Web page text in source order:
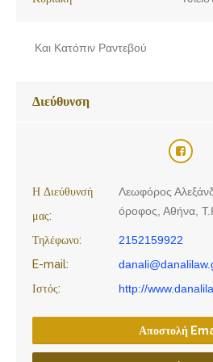
Και Κατόπιν Ραντεβού
Διεύθυνση
Η Διεύθυνσή
μας:
Λεωφόρος
όροφος, Αθήνα,
Τηλέφωνο:
2152159922
E-mail:
Ιστός:
http://
Αποστολή